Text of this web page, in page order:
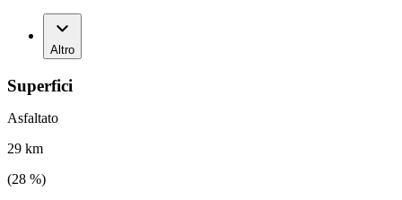
Altro
Superfici
Asfaltato
29 km
(28 %)